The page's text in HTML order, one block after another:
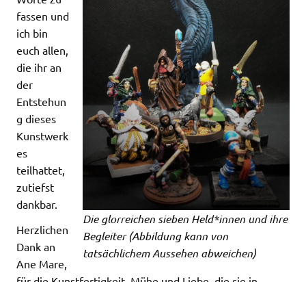
Die glorreichen sieben Held*innen und ihre
Begleiter (Abbildung kann von
tatsächlichem Aussehen abweichen)
fassen und
ich bin
euch allen,
die ihr an
der
Entstehun
g dieses
Kunstwerk
es
teilhattet,
zutiefst
dankbar.
Herzlichen
Dank an
Ane Mare,